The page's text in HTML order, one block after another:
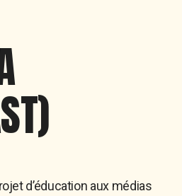
d’éducation aux médias